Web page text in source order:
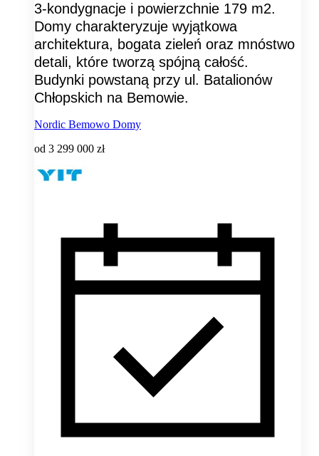
3-kondygnacje i powierzchnie 179 m2.
Domy charakteryzuje wyjątkowa
architektura, bogata zieleń oraz mnóstwo
detali, które tworzą spójną całość.
Budynki powstaną przy ul. Batalionów
Chłopskich na Bemowie.
Nordic Bemowo Domy
od 3 299 000 zł